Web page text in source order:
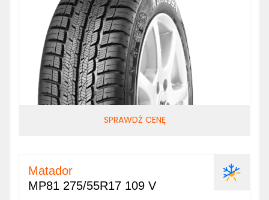
SPRAWDŹ CENĘ
Matador
MP81 275/55R17 109 V